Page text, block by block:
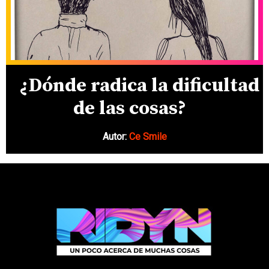
¿Dónde radica la dificultad
de las cosas?
Autor: Ce Smile